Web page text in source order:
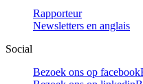
Rapporteur
Newsletters en anglais
Social
Bezoek ons op facebook